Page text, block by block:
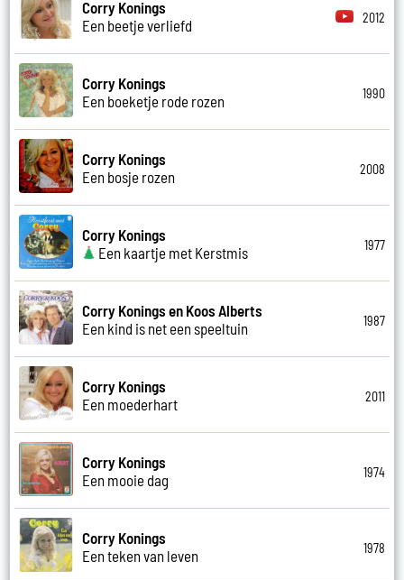
Corry Konings
Een beetje verliefd
2012
Corry Konings
Een boeketje rode rozen
1990
Corry Konings
Een bosje rozen
2008
Corry Konings
Een kaartje met Kerstmis
1977
Corry Konings en Koos Alberts
Een kind is net een speeltuin
1987
Corry Konings
Een moederhart
2011
Corry Konings
Een mooie dag
1974
Corry Konings
Een teken van leven
1978